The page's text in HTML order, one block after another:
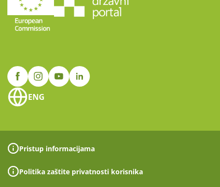
ENG
Pristup informacijama
Politika zaštite privatnosti korisnika